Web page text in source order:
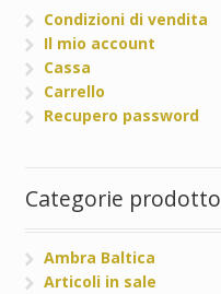
Condizioni di vendita
Il mio account
Cassa
Carrello
Recupero password
Categorie prodotto
Ambra Baltica
Articoli in sale